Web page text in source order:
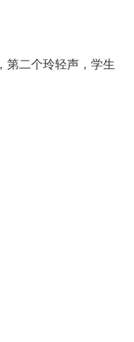
第二个玲轻声，学生